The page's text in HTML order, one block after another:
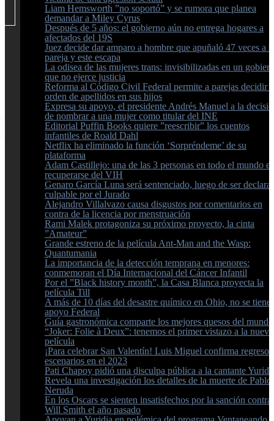
Liam Hemsworth ”no soportó” y se rumora que planea
demandar a Miley Cyrus
Después de 5 años: el gobierno aún no entrega hogares a
afectados del 19S
Juez decide dar amparo a hombre que apuñaló 47 veces a
pareja y este escapa
La odisea de las mujeres trans: invisibilizadas en un
que no ejerce justicia
Reforma al Código Civil Federal permite a parejas decidir
orden de apellidos en sus hijos
Expresa su apoyo, el presidente Andrés Manuel a la
de nombrar a una mujer como titular del INE
Editorial Puffin Books quiere ”reescribir” los cuentos
infantiles de Roald Dahl
Netflix ha eliminado la función ‘Sorpréndeme’ de su
plataforma
Adam Castillejo: una de las 3 personas en todo el mundo
recuperarse del VIH
Genaro García Luna será sentenciado, luego de ser
culpable por el Jurado
Alejandro Villalvazo causa disgustos por comentarios en
contra de la licencia por menstruación
Rami Malek protagoniza su próximo proyecto, la cinta
”Amateur”
Grande estreno de la película Ant-Man and the Wasp:
Quantumania
La importancia de la detección temprana en menores:
conmemoran el Día Internacional del Cáncer Infantil
Por el ”Black history month”, la Casa Blanca proyecta la
película Till
A más de 10 días del desastre químico en Ohio, no se tiene
apoyo Federal
Guía gastronómica comparte los mejores quesos del mundo
“Joker: Folie à Deux”: tenemos el primer vistazo a la nueva
película
¡Para celebrar San Valentín! Luis Miguel confirma regreso
escenarios en el 2023
Pati Chapoy pidió una disculpa pública a la cantante
Revela una investigación los detalles de la muerte de Pablo
Neruda
En los Oscars se sienten insatisfechos por la sanción contra
Will Smith el año pasado